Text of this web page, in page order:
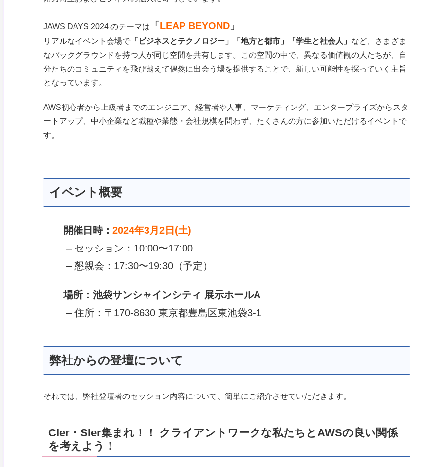
JAWS DAYS 2024 のテーマは 「 LEAP BEYOND」
リアルなイベント会場で「ビジネスとテクノロジー」「地方と都市」「学生と社会人」 など、さまざま
なバックグラウンドを持つ人が同じ空間を共有します。この空間の中で、異なる価値観の人たちが、自
分たちのコミュニティを飛び越えて偶然に出会う場を提供することで、新しい可能性を探っていく主旨
となっています。
AWS初心者から上級者までのエンジニア、経営者や人事、マーケティング、エンタープライズからスタ
ートアップ、中小企業など職種や業態・会社規模を問わず、たくさんの方に参加いただけるイベントで
す。
イベント概要
開催日時： 2024年3月2日(土)
– セッション：10:00〜17:00
– 懇親会：17:30〜19:30（予定）
場所：池袋サンシャインシティ 展示ホールA
– 住所：〒170-8630 東京都豊島区東池袋3-1
弊社からの登壇について
それでは、弊社登壇者のセッション内容について、簡単にご紹介させていただきます。
CIer・SIer集まれ！！ クライアントワークな私たちとAWSの良い関係
を考えよう！